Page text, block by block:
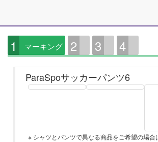
1 マーキング 2 3 4
ParaSpoサッカーパンツ6
※ シャツとパンツで異なる商品をご希望の場合